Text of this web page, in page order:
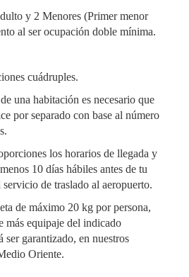
y 2 Menores (Primer menor
al ser ocupación doble mínima.
cuádruples.
una habitación es necesario que
por separado con base al número
los horarios de llegada y
10 días hábiles antes de tu
de traslado al aeropuerto.
de máximo 20 kg por persona,
más equipaje del indicado
ser garantizado, en nuestros
Oriente.